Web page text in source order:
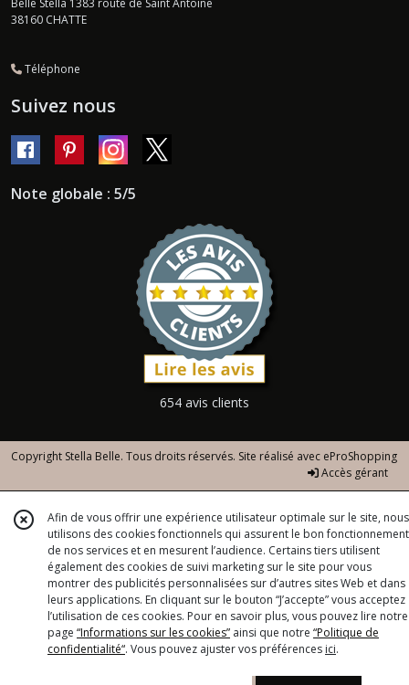
Belle Stella 1383 route de Saint Antoine
38160 CHATTE
Téléphone
Suivez nous
Note globale : 5/5
654 avis clients
Copyright Stella Belle. Tous droits réservés. Site réalisé avec eProShopping
Accès gérant
Afin de vous offrir une expérience utilisateur optimale sur le site, nous
utilisons des cookies fonctionnels qui assurent le bon fonctionnement
de nos services et en mesurent l’audience. Certains tiers utilisent
également des cookies de suivi marketing sur le site pour vous
montrer des publicités personnalisées sur d’autres sites Web et dans
leurs applications. En cliquant sur le bouton “J’accepte” vous acceptez
l’utilisation de ces cookies. Pour en savoir plus, vous pouvez lire notre
page “Informations sur les cookies” ainsi que notre “Politique de
confidentialité“. Vous pouvez ajuster vos préférences ici.